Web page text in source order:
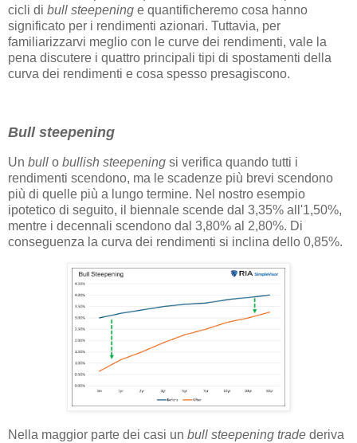
cicli di bull steepening e quantificheremo cosa hanno
significato per i rendimenti azionari. Tuttavia, per
familiarizzarvi meglio con le curve dei rendimenti, vale la
pena discutere i quattro principali tipi di spostamenti della
curva dei rendimenti e cosa spesso presagiscono.
Bull steepening
Un bull o bullish steepening si verifica quando tutti i
rendimenti scendono, ma le scadenze più brevi scendono
più di quelle più a lungo termine. Nel nostro esempio
ipotetico di seguito, il biennale scende dal 3,35% all'1,50%,
mentre i decennali scendono dal 3,80% al 2,80%. Di
conseguenza la curva dei rendimenti si inclina dello 0,85%.
Nella maggior parte dei casi un bull steepening trade deriva